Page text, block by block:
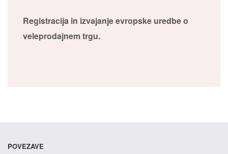
Registracija in izvajanje evropske uredbe o
veleprodajnem trgu.
POVEZAVE